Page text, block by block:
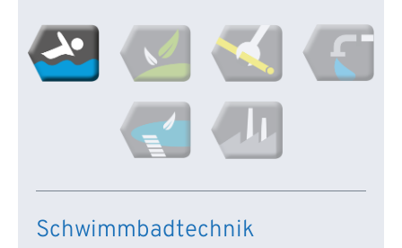
Schwimmbadtechnik